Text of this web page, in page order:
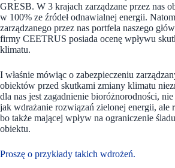
GRESB. W 3 krajach zarządzane przez nas
w 100% ze źródeł odnawialnej energii.
zarządzanego przez nas portfela naszego
firmy CEETRUS posiada ocenę wpływu
klimatu.
I właśnie mówiąc o zabezpieczeniu
obiektów przed skutkami zmiany klimatu
dla nas jest zagadnienie bioróżnorodności,
jak wdrażanie rozwiązań zielonej energii, ale
bo także mającej wpływ na ograniczenie
obiektu.
Proszę o przykłady takich wdrożeń.